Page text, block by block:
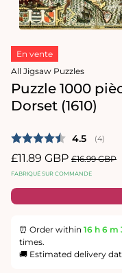
le
média
1
une
fenêtre
modale
En vente
All Jigsaw Puzzles
Puzzle 1000
Dorset (1610)
Note
4.5 (votes:
4)
Prix
promotionnel
£11.89 GBP Prix
habituel
£16.99 GBP
FABRIQUÉ SUR COMMANDE
⏰ Order within 16 h 6 m
times.
🚚 Estimated delivery